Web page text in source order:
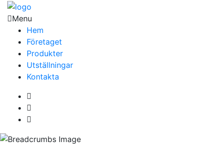
Menu
Hem
Företaget
Produkter
Utställningar
Kontakta